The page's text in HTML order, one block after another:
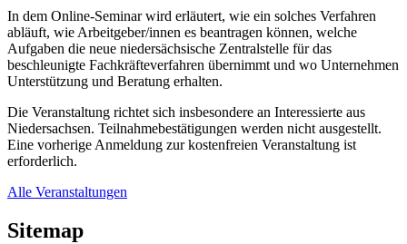
In dem Online-Seminar wird erläutert, wie ein solches Verfahren
abläuft, wie Arbeitgeber/innen es beantragen können, welche
Aufgaben die neue niedersächsische Zentralstelle für das
beschleunigte Fachkräfteverfahren übernimmt und wo Unternehmen
Unterstützung und Beratung erhalten.
Die Veranstaltung richtet sich insbesondere an Interessierte aus
Niedersachsen. Teilnahmebestätigungen werden nicht ausgestellt.
Eine vorherige Anmeldung zur kostenfreien Veranstaltung ist
erforderlich.
Alle Veranstaltungen
Sitemap